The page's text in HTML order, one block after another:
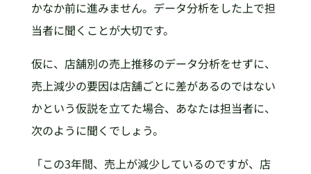
かなか前に進みません。データ分析をした上で担
当者に聞くことが大切です。
仮に、店舗別の売上推移のデータ分析をせずに、
売上減少の要因は店舗ごとに差があるのではない
かという仮説を立てた場合、あなたは担当者に、
次のように聞くでしょう。
「この3年間、売上が減少しているのですが、店